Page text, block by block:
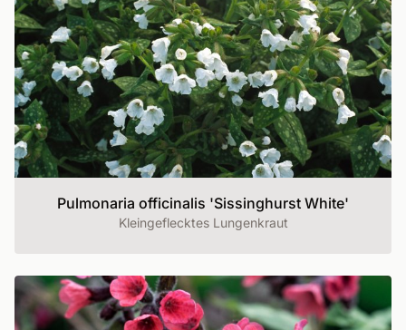
Pulmonaria officinalis 'Sissinghurst White'
Kleingeflecktes Lungenkraut